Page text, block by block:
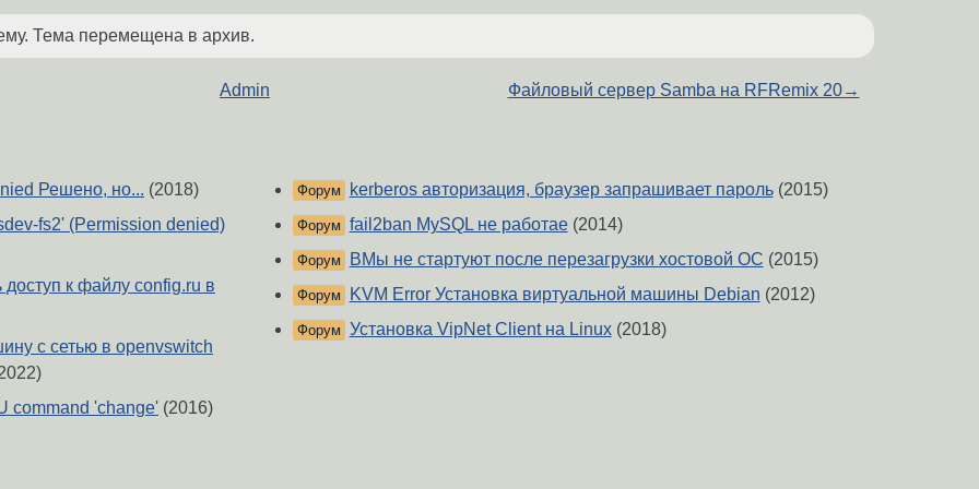
Тема перемещена в архив.
Admin Файловый сервер Samba на RFRemix 20→
Решено, но... (2018)
fs2' (Permission denied)
к файлу config.ru в
с сетью в openvswitch
command 'change' (2016)
Форум kerberos авторизация, браузер запрашивает пароль(2015)
Форум fail2ban MySQL не работае(2014)
Форум ВМы не стартуют после перезагрузки хостовой ОС (2015)
Форум KVM Error Установка виртуальной машины Debian (2012)
Форум Установка VipNet Client на Linux(2018)